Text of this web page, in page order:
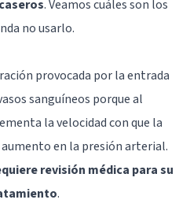
. Veamos cuáles son los
no usarlo.
provocada por la entrada
sanguíneos porque al
la velocidad con que la
en la presión arterial.
revisión médica para su
.